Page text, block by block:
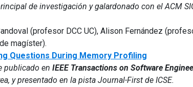
de investigación y galardonado con el ACM
(profesor DCC UC), Alison Fernández
magíster).
Questions During Memory Profiling
publicado en IEEE Transactions on Software
y presentado en la pista Journal-First de ICSE.